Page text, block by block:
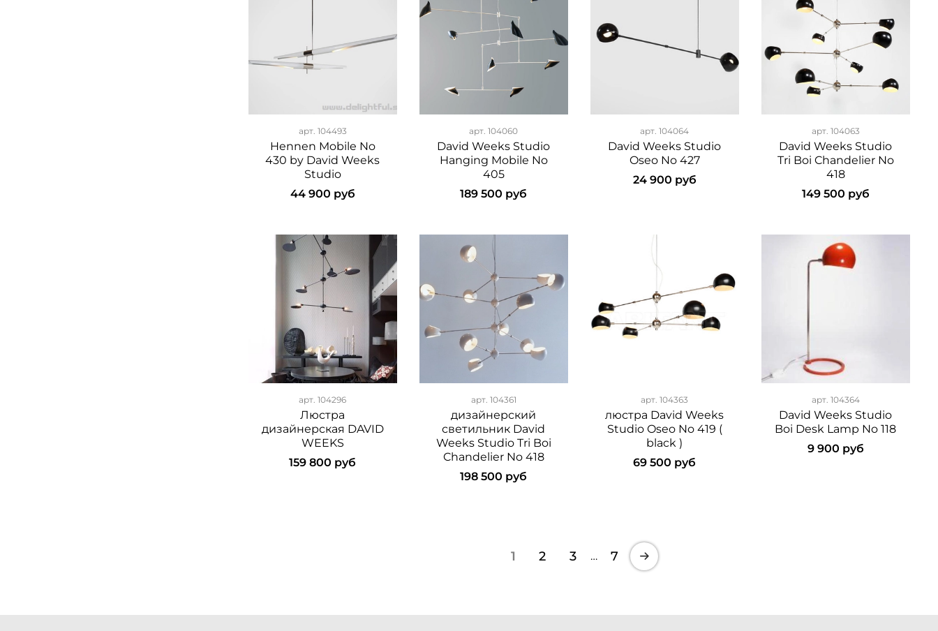
арт. 104493
Hennen Mobile No
430 by David Weeks
Studio
44 900 руб
арт.104060
David Weeks Studio
Hanging Mobile No
405
189 500 руб
арт.104064
David Weeks Studio
Oseo No 427
24 900 руб
арт. 104063
David Weeks Studio
Tri Boi Chandelier No
418
149 500 руб
арт.104296
Люстра
дизайнерская DAVID
WEEKS
159 800 руб
арт. 104361
дизайнерский
светильник David
Weeks Studio Tri Boi
Chandelier No 418
198 500 руб
арт.104363
люстра David Weeks
Studio Oseo No 419 (
black )
69 500 руб
арт. 104364
David Weeks Studio
Boi Desk Lamp No 118
9 900 руб
1 2 3 … 7